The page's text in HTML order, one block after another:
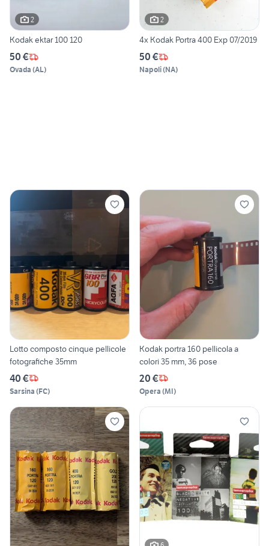
2
Kodak ektar 100 120
50 €
Ovada (AL)
2
4x Kodak Portra 400 Exp 07/2019
50 €
Napoli(NA)
Lotto composto cinque pellicole
fotografiche 35mm
40 €
Sarsina (FC)
Kodak portra 160 pellicola a
colori 35 mm, 36 pose
20 €
Opera (MI)